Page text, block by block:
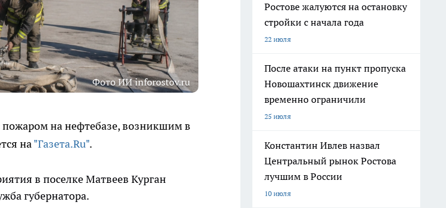
Фото ИИ inforostov.ru
пожаром на нефтебазе, возникшим в
на"Газета.Ru".
в поселке Матвеев Курган
губернатора.
Ростове жалуются на остановку
стройки с начала года
22 июля
После атаки на пункт пропуска
Новошахтинск движение
временно ограничили
25 июля
Константин Ивлев назвал
Центральный рынок Ростова
лучшим в России
10 июля